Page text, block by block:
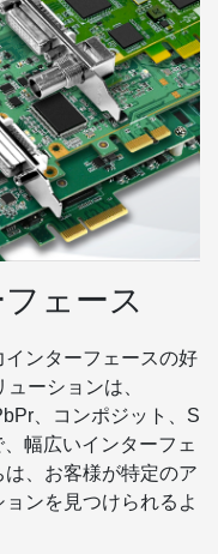
ェース
ンターフェースの好
ーションは、
、コンポジット、S
幅広いインターフェ
、お客様が特定のア
ンを見つけられるよ